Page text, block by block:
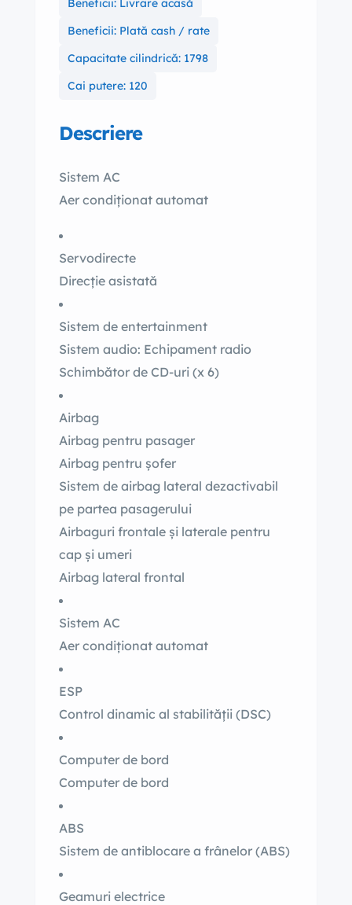
Beneficii: Livrare acasă
Beneficii: Plată cash / rate
Capacitate cilindrică: 1798
Cai putere: 120
Descriere
Sistem AC
Aer condiționat automat
Servodirecte
Direcție asistată
Sistem de entertainment
Sistem audio: Echipament radio
Schimbător de CD-uri (x 6)
Airbag
Airbag pentru pasager
Airbag pentru șofer
Sistem de airbag lateral dezactivabil
pe partea pasagerului
Airbaguri frontale și laterale pentru
cap și umeri
Airbag lateral frontal
Sistem AC
Aer condiționat automat
ESP
Control dinamic al stabilității (DSC)
Computer de bord
Computer de bord
ABS
Sistem de antiblocare a frânelor (ABS)
Geamuri electrice